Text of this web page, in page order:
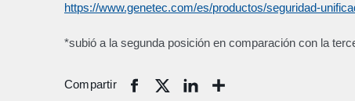
https://www.genetec.com/es/productos/seguridad-
*subió a la segunda posición en comparación con la
Compartir Share